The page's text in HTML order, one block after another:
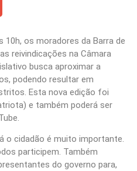
10h, os moradores da Barra de
reivindicações na Câmara
busca aproximar a
podendo resultar em
Esta nova edição foi
e também poderá ser
o cidadão é muito importante.
participem. Também
do governo para,